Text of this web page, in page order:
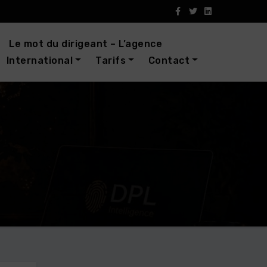
Le mot du dirigeant – L’agence
International Tarifs Contact